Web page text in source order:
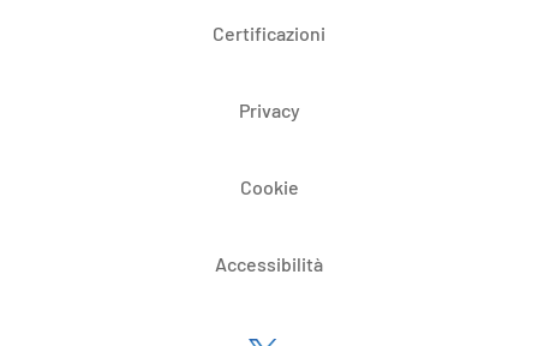
Certificazioni
Privacy
Cookie
Accessibilità